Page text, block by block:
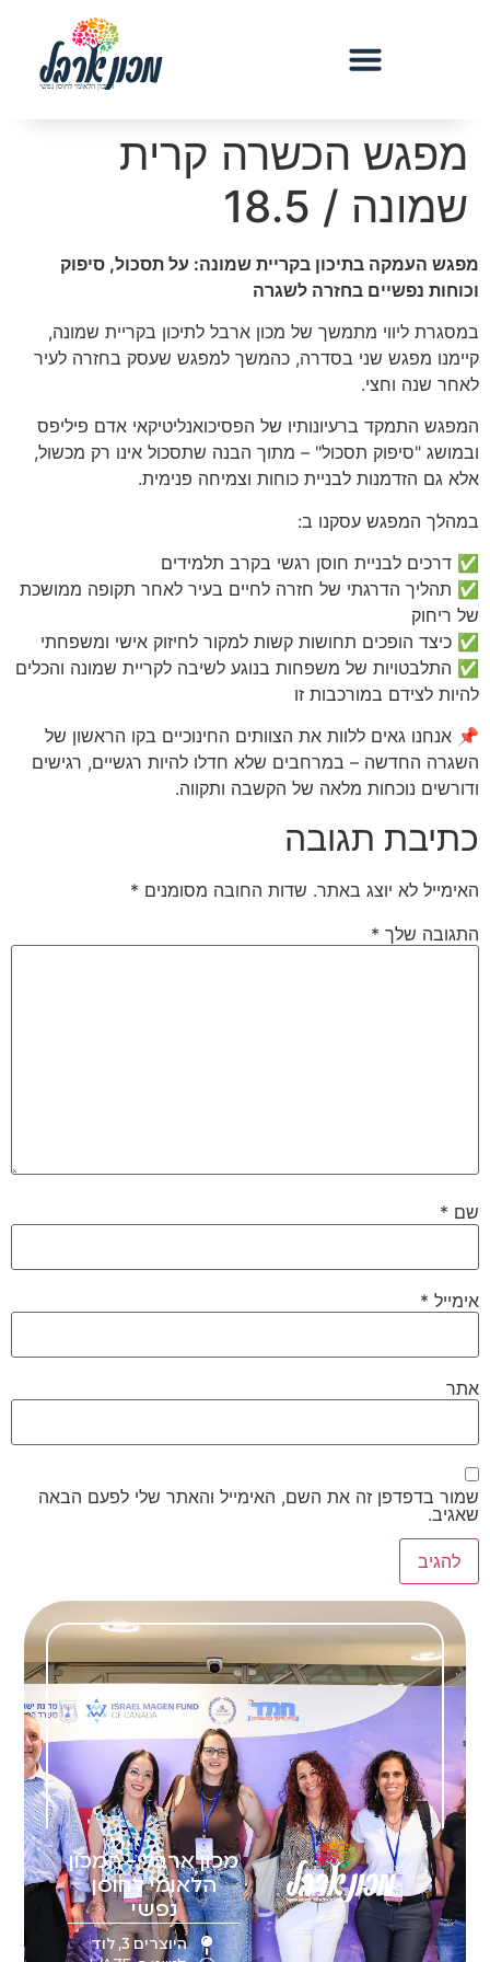
מפגש הכשרה קרית
שמונה / 18.5
מפגש העמקה בתיכון בקריית שמונה: על תסכול, סיפוק
וכוחות נפשיים בחזרה לשגרה
במסגרת ליווי מתמשך של מכון ארבל לתיכון בקריית שמונה,
קיימנו מפגש שני בסדרה, כהמשך למפגש שעסק בחזרה לעיר
לאחר שנה וחצי.
המפגש התמקד ברעיונותיו של הפסיכואנליטיקאי אדם פיליפס
ובמושג "סיפוק תסכול" – מתוך הבנה שתסכול אינו רק מכשול,
אלא גם הזדמנות לבניית כוחות וצמיחה פנימית.
במהלך המפגש עסקנו ב:
✅ דרכים לבניית חוסן רגשי בקרב תלמידים
✅ תהליך הדרגתי של חזרה לחיים בעיר לאחר תקופה ממושכת
של ריחוק
✅ כיצד הופכים תחושות קשות למקור לחיזוק אישי ומשפחתי
✅ התלבטויות של משפחות בנוגע לשיבה לקריית שמונה והכלים
להיות לצידם במורכבות זו
📌 אנחנו גאים ללוות את הצוותים החינוכיים בקו הראשון של
השגרה החדשה – במרחבים שלא חדלו להיות רגשיים, רגישים
ודורשים נוכחות מלאה של הקשבה ותקווה.
כתיבת תגובה
האימייל לא יוצג באתר. שדות החובה מסומנים *
התגובה שלך *
שם *
אימייל *
אתר
שמור בדפדפן זה את השם, האימייל והאתר שלי לפעם הבאה
שאגיב.
מכון ארבל - המכון
הלאומי לחוסן
נפשי
היוצרים 3, לוד